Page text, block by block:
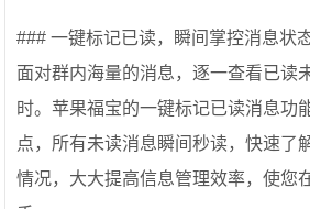
### 一键标记已读，瞬间掌控消息状
面对群内海量的消息，逐一查看已读
时。苹果福宝的一键标记已读消息功
点，所有未读消息瞬间秒读，快速了
情况，大大提高信息管理效率，使您